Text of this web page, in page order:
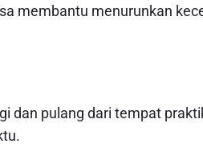
membantu menurunkan
dan pulang dari tempat